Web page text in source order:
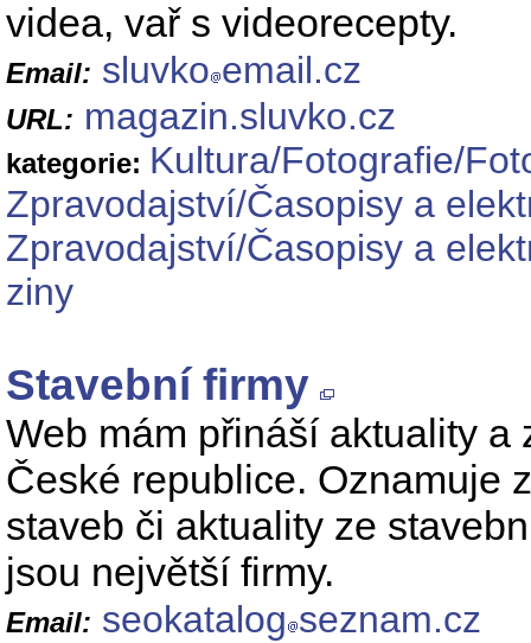
videa, vař s videorecepty.
Email: sluvko email.cz
URL: magazin.sluvko.cz
kategorie: Kultura/Fotografie/
Zpravodajství/Časopisy a
Zpravodajství/Časopisy a
ziny
Stavební firmy
Web mám přináší aktuality
České republice. Oznamuje
staveb či aktuality ze
jsou největší firmy.
Email: seokatalog seznam.cz